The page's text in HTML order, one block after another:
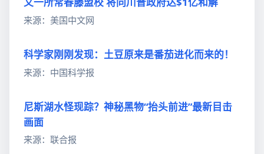
来源：美国中文网
科学家刚刚发现：土豆原来是番茄进化而来的！
来源：中国科学报
尼斯湖水怪现踪？神秘黑物“抬头前进”最新目击
画面
来源：联合报